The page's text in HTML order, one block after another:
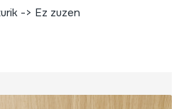
-> Ez zuzen